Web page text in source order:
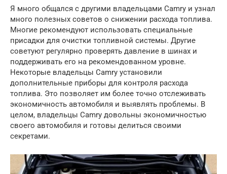
Я много общался с другими владельцами Camry и узнал
много полезных советов о снижении расхода топлива.
Многие рекомендуют использовать специальные
присадки для очистки топливной системы. Другие
советуют регулярно проверять давление в шинах и
поддерживать его на рекомендованном уровне.
Некоторые владельцы Camry установили
дополнительные приборы для контроля расхода
топлива. Это позволяет им более точно отслеживать
экономичность автомобиля и выявлять проблемы. В
целом, владельцы Camry довольны экономичностью
своего автомобиля и готовы делиться своими
секретами.